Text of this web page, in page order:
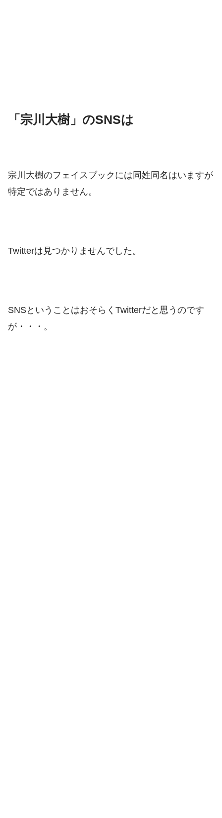
「宗川大樹」のSNSは
宗川大樹のフェイスブックには同姓同名はいますが
特定ではありません。
Twitterは見つかりませんでした。
SNSということはおそらくTwitterだと思うのです
が・・・。